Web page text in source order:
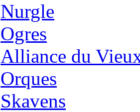
Nurgle
Ogres
Alliance du
Orques
Skavens